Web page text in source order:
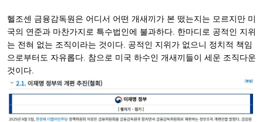
헬조센 금융감독원은 어디서 어떤 개새끼가 본 떴는지는 모르지만 미
국의 연준과 마찬가지로 특수법인에 불과하다. 한마디로 공적인 지위
는 전혀 없는 조직이라는 것이다. 공적인 지위가 없으니 정치적 책임
으로부터도 자유롭다. 참으로 미국 하수인 개새끼들이 세운 조직다운
것이다.